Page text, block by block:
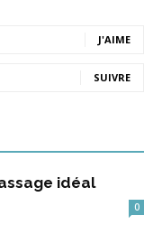
J'AIME
SUIVRE
idéal
0